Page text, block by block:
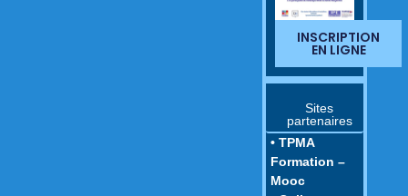
INSCRIPTION
EN LIGNE
Sites
partenaires
• TPMA
Formation –
Mooc